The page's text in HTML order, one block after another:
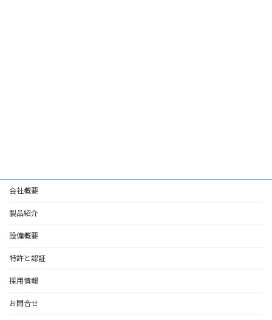
会社概要
製品紹介
設備概要
特許と認証
採用情報
お問合せ